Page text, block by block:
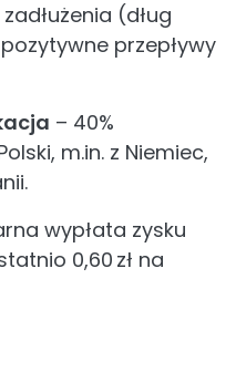
(dług
przepływy
– 40%
m.in. z Niemiec,
wypłata zysku
0,60 zł na